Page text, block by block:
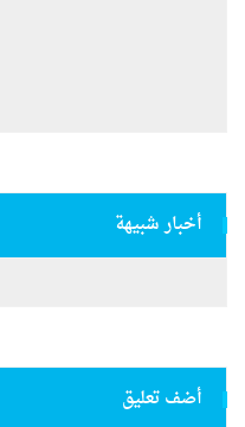
أخبار شبيهة
أضف تعليق